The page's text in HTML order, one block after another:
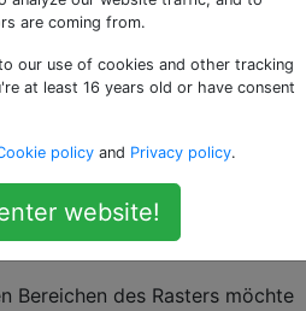
in
mit ArcGIS
Boolesches Raster.
Bereichen des Rasters möchte
are coming from.
our use of cookies and other tracking
at least 16 years old or have consent
policy and Privacy policy.
website!